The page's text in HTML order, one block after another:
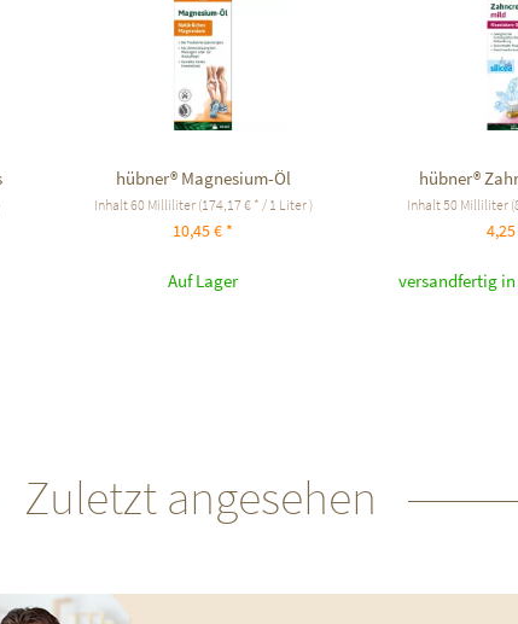
hübner® Magnesium-Öl
Inhalt60 Milliliter (174,17 € * / 1 Liter )
10,45 € *
Auf Lager
hübner®
Inhalt50 Milliliter
versandfertig
Zuletzt angesehen